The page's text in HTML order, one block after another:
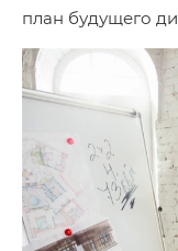
план будущего